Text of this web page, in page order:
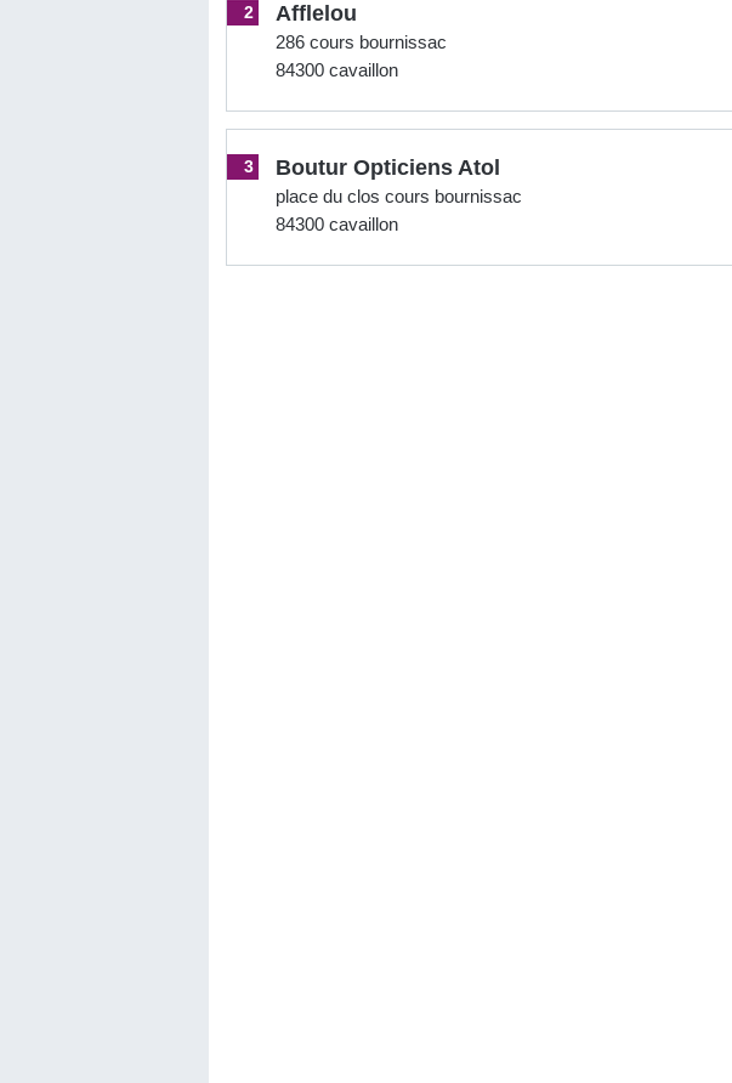
2 Afflelou
286 cours bournissac
84300 cavaillon
3 Boutur Opticiens Atol
place du clos cours bournissac
84300 cavaillon